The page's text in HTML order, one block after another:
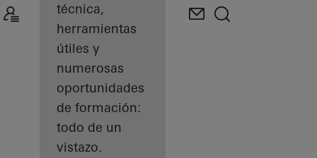
técnica,
herramientas
útiles y
numerosas
oportunidades
de formación:
todo de un
vistazo.